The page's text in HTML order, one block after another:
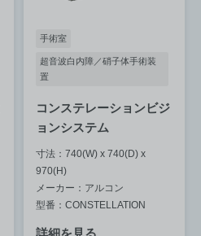
手術室
超音波白内障／硝子体手術装
置
コンステレーションビジ
ョンシステム
寸法：740(W) x 740(D) x
970(H)
メーカー：アルコン
型番：CONSTELLATION
詳細を見る